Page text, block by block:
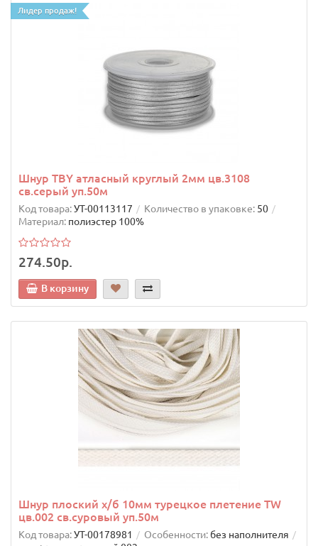
Лидер продаж!
Шнур TBY атласный круглый 2мм цв.3108
св.серый уп.50м
Код товара:УТ-00113117 Количество в упаковке: 50
Материал: полиэстер 100%
274.50р.
В корзину
Шнур плоский х/б 10мм турецкое плетение TW
цв.002 св.суровый уп.50м
Код товара:УТ-00178981 Особенности: без наполнителя